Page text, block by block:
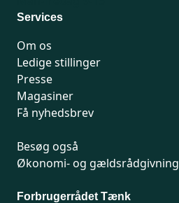
Services
Om os
Ledige stillinger
Presse
Magasiner
Få nyhedsbrev
Besøg også
Økonomi- og gældsrådgivning
Forbrugerrådet Tænk